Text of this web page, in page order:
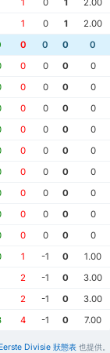
1 0 1
2.00
1 0 1
2.00
0 0 0
0
0 0 0
0
0 0 0
0
0 0 0
0
0 0 0
0
0 0 0
0
0 0 0
0
0 0 0
0
0 0 0
0
0 0 0
0
1 -1 0
1.00
2 -1 0
3.00
2 -1 0
3.00
4 -1 0 7.00
Eerste Divisie 狀態表 也提供。